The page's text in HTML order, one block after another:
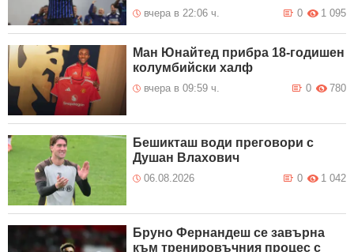
вчера в 22:06 ч. 1 095
0
Ман Юнайтед прибра 18-годишен
колумбийски халф
вчера в 09:59 ч. 780
0
Бешикташ води преговори с
Душан Влахович
06.08.2026 1 042
0
Бруно Фернандеш се завърна
към тренировъчния процес с